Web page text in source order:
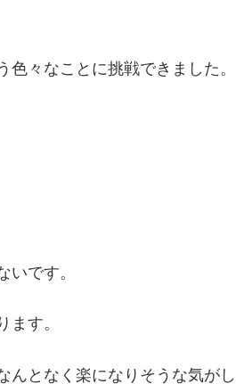
々なことに挑戦できました。
です。
す。
となく楽になりそうな気がし